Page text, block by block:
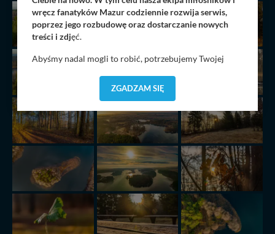
wręcz fanatyków Mazur codziennie rozwija serwis,
poprzez jego rozbudowę oraz dostarczanie nowych
treści i zdjęć.
Abyśmy nadal mogli to robić, potrzebujemy Twojej
dostosować do Twoich preferencji. Twoje dane (w tym
pliki cookies) będą zapisywane w celu usprawnienia
wyszukania, ulubione miejsca, logowania, itp).
Bezpieczeństwo Twoich danych jest dla nas
priorytetowe, bez poinformowania Ciebie nie będziemy
zmieniać zakresu naszych uprawnień. Twoje dane są u
nas bezpieczne, jeśli masz wątpliwości co do naszych
intencji, zawsze możesz wycofać swoją zgodę. Więcej
informacji uzyskach w naszejPolityce Prywatności.
Klikając znak X lub przycisk PRZEJDŹ DO SERWISU
wyrażasz zgodę na przetwarzanie Twoich danych.
ZGADZAM SIĘ